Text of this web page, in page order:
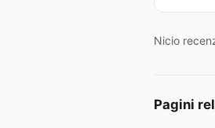
Nicio
Pagini